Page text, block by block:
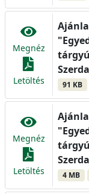
Megnéz
Letöltés 91 KB
Megnéz
Letöltés 4 MB